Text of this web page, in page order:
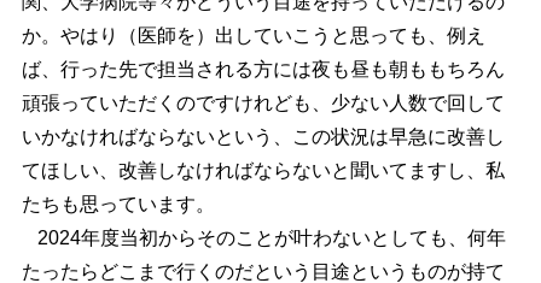
か。やはり（医師を）出していこうと思っても、例え
ば、行った先で担当される方には夜も昼も朝ももちろん
頑張っていただくのですけれども、少ない人数で回して
いかなければならないという、この状況は早急に改善し
てほしい、改善しなければならないと聞いてますし、私
たちも思っています。
2024年度当初からそのことが叶わないとしても、何年
たったらどこまで行くのだという目途というものが持て